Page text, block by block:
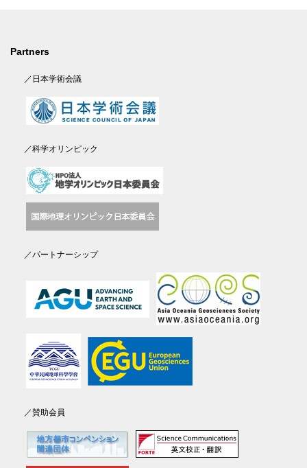
Partners
／日本学術会議
／科学オリンピック
／パートナーシップ
／賛助会員